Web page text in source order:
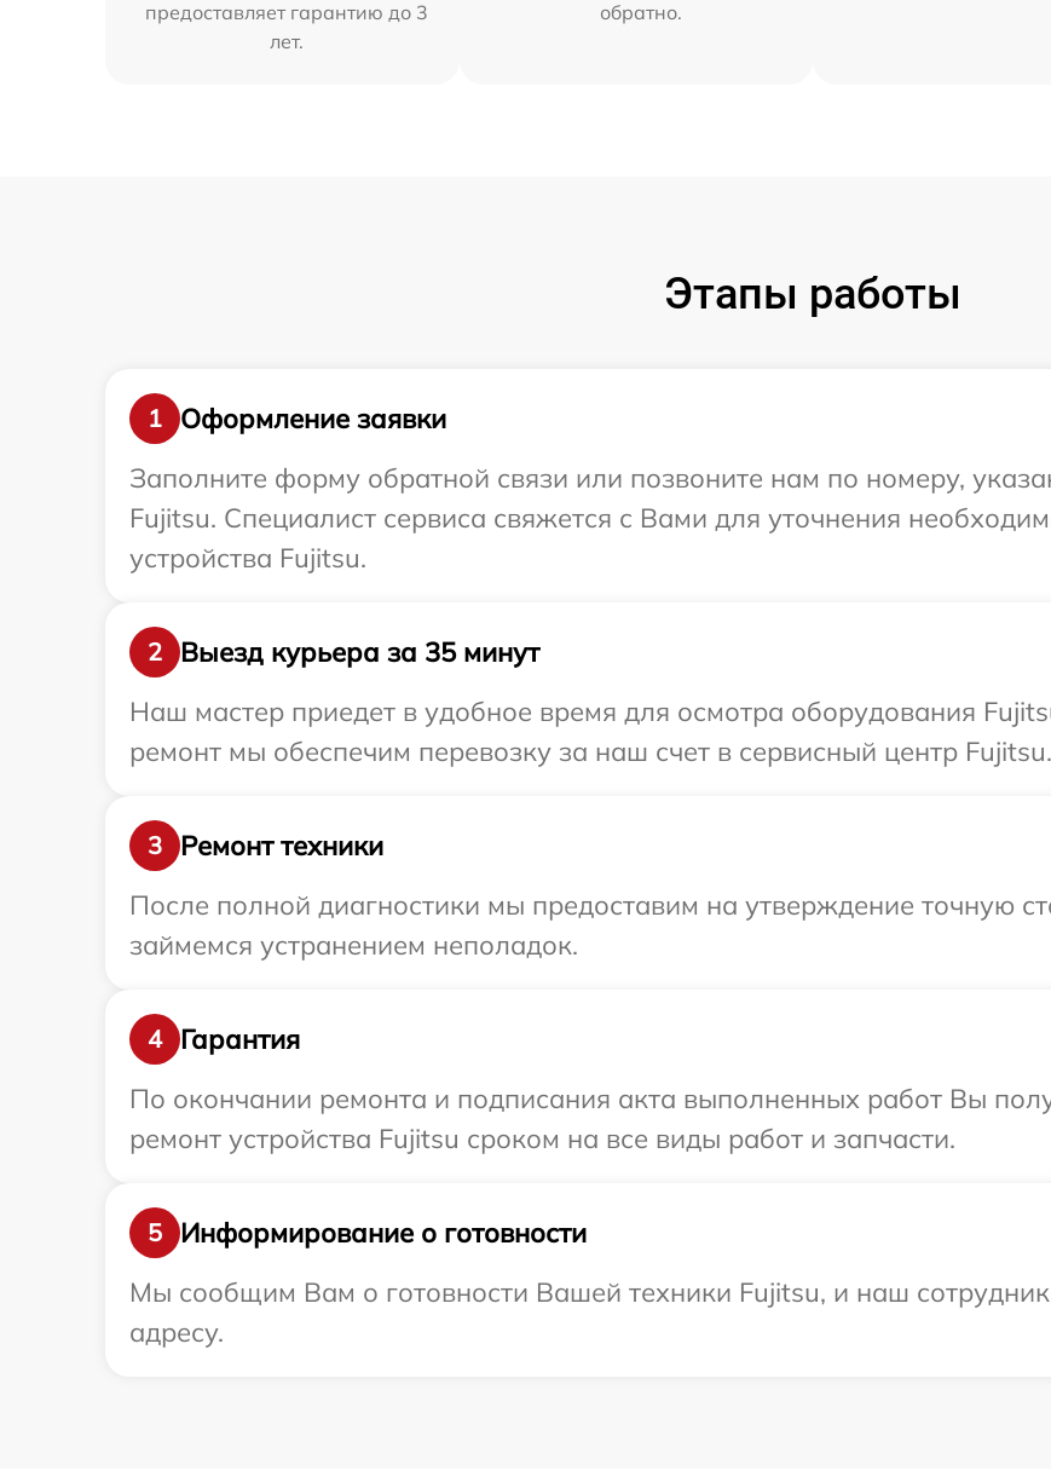
предоставляет гарантию до 3
лет.
обратно.
Этапы работы
1
Оформление заявки
Заполните форму обратной связи или позвоните нам по номеру,
Fujitsu. Специалист сервиса свяжется с Вами для уточнения
устройства Fujitsu.
2
Выезд курьера за 35 минут
Наш мастер приедет в удобное время для осмотра оборудования
ремонт мы обеспечим перевозку за наш счет в сервисный центр Fujitsu.
3
Ремонт техники
После полной диагностики мы предоставим на утверждение точную
займемся устранением неполадок.
4
Гарантия
По окончании ремонта и подписания акта выполненных работ Вы
ремонт устройства Fujitsu сроком на все виды работ и запчасти.
5
Информирование о готовности
Мы сообщим Вам о готовности Вашей техники Fujitsu, и наш
адресу.